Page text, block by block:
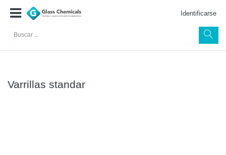
Identificarse
Varrillas standar